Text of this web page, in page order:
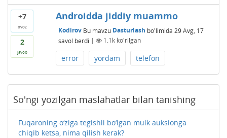
+7
ovoz
2
javob
Androidda jiddiy muammo
Kodirov Bu mavzu Dasturlash bo'limida 29 Avg, 17
savol berdi | 1.1kko'rilgan
error yordam telefon
So'ngi yozilgan maslahatlar bilan tanishing
Fuqaroning o‘ziga tegishli bo‘lgan mulk auksionga
chiqib ketsa, nima qilish kerak?